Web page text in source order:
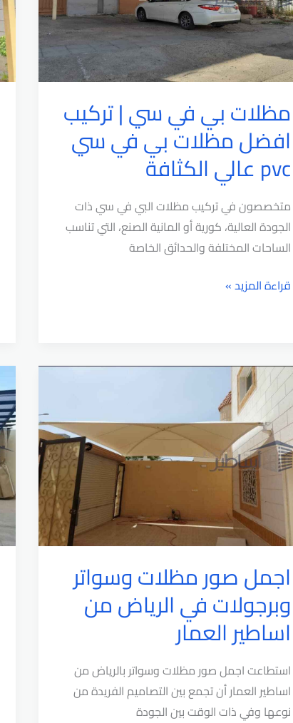
سيارات
متحركة
مظلات بي في سي | تركيب
افضل مظلات بي في سي
pvc عالي الكثافة
متخصصون في تركيب مظلات البي في سي ذات
الجودة العالية، كورية أو المانية الصنع، التي تناسب
الساحات المختلفة والحدائق الخاصة
مظلات
|
تركيب
افضل
مظلات
بي
في
سي
عالي
الكثافة
قراءة المزيد »
اجمل صور مظلات وسواتر
وبرجولات في الرياض من
اساطير العمار
استطاعت اجمل صور مظلات وسواتر بالرياض من
اساطير العمار أن تجمع بين التصاميم الفريدة من
نوعها وفي ذات الوقت بين الجودة